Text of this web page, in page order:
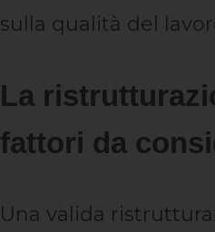
sulla qualità del
La
fattori da
Una valida